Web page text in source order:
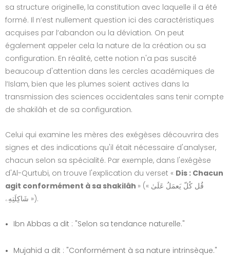
sa structure originelle, la constitution avec laquelle il a été
formé. Il n’est nullement question ici des caractéristiques
acquises par l’abandon ou la déviation. On peut
également appeler cela la nature de la création ou sa
configuration. En réalité, cette notion n'a pas suscité
beaucoup d'attention dans les cercles académiques de
l’Islam, bien que les plumes soient actives dans la
transmission des sciences occidentales sans tenir compte
de shakilâh et de sa configuration.
Celui qui examine les mères des exégèses découvrira des
signes et des indications qu'il était nécessaire d'analyser,
chacun selon sa spécialité. Par exemple, dans l'exégèse
d'Al-Qurtubi, on trouve l'explication du verset « Dis : Chacun
agit conformément à sa shakilâh » (« قُل كُلّ يَعمَلُ عَلَىٰ
شَاكِلَتِهِۦ »).
Ibn Abbas a dit : "Selon sa tendance naturelle."
Mujahid a dit : "Conformément à sa nature intrinsèque."